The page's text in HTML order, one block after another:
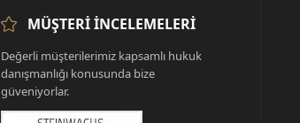
MÜŞTERI İNCELEMELERI
Değerli müşterilerimiz kapsamlı hukuk
danışmanlığı konusunda bize
güveniyorlar.